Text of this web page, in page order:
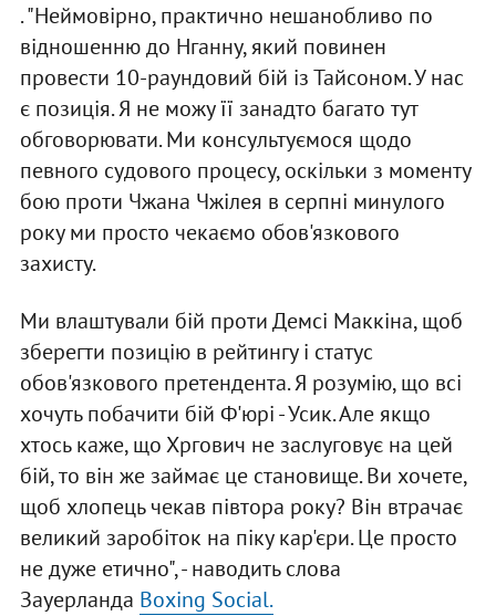
. "Неймовірно, практично нешанобливо по
відношенню до Нганну, який повинен
провести 10-раундовий бій із Тайсоном. У нас
є позиція. Я не можу її занадто багато тут
обговорювати. Ми консультуємося щодо
певного судового процесу, оскільки з моменту
бою проти Чжана Чжілея в серпні минулого
року ми просто чекаємо обов'язкового
захисту.
Ми влаштували бій проти Демсі Маккіна, щоб
зберегти позицію в рейтингу і статус
обов'язкового претендента. Я розумію, що всі
хочуть побачити бій Ф'юрі - Усик. Але якщо
хтось каже, що Хргович не заслуговує на цей
бій, то він же займає це становище. Ви хочете,
щоб хлопець чекав півтора року? Він втрачає
великий заробіток на піку кар'єри. Це просто
не дуже етично", - наводить слова
Зауерланда Boxing Social.